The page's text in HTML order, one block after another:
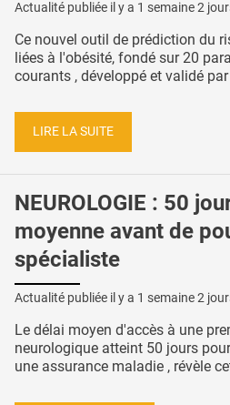
Actualité publiée il y a 1 semaine 2
Ce nouvel outil de prédiction du
liées à l'obésité, fondé sur 20
courants , développé et validé
LIRE LA SUITE
NEUROLOGIE : 50
moyenne avant de
spécialiste
Actualité publiée il y a 1 semaine 2
Le délai moyen d'accès à une
neurologique atteint 50 jours
une assurance maladie , révèle